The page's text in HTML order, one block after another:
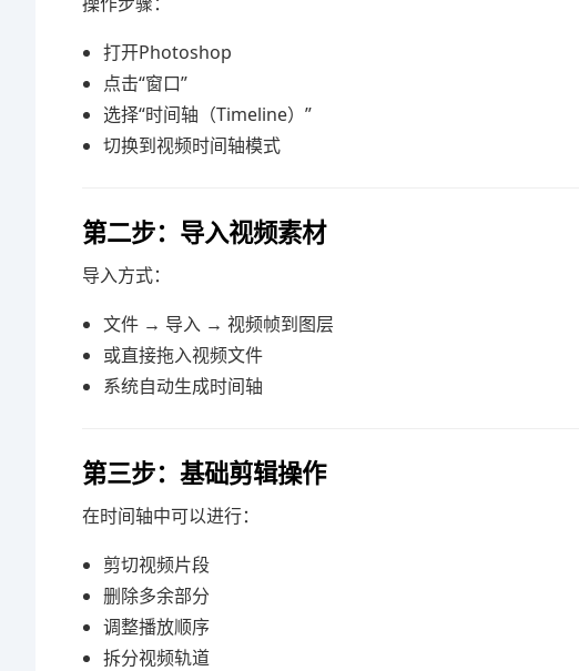
打开Photoshop
点击“窗口”
选择“时间轴（Timeline）”
切换到视频时间轴模式
第二步：导入视频素材
导入方式：
文件 → 导入 → 视频帧到图层
或直接拖入视频文件
系统自动生成时间轴
第三步：基础剪辑操作
在时间轴中可以进行：
剪切视频片段
删除多余部分
调整播放顺序
拆分视频轨道